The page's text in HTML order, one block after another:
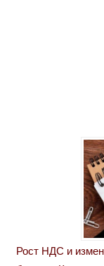
Рост НДС и